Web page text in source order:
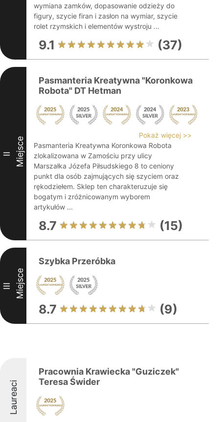
wymiana zamków, dopasowanie odzieży do
figury, szycie firan i zasłon na wymiar, szycie
rolet rzymskich i elementów wystroju ...
9.1 (37)
II Miejsce
Pasmanteria Kreatywna "Koronkowa
Robota" DT Hetman
Pokaż więcej >>
Pasmanteria Kreatywna Koronkowa Robota
zlokalizowana w Zamościu przy ulicy
Marszałka Józefa Piłsudskiego 8 to ceniony
punkt dla osób zajmujących się szyciem oraz
rękodziełem. Sklep ten charakteruzuje się
bogatym i zróżnicowanym wyborem
artykułów ...
8.7 (15)
III Miejsce
Szybka Przeróbka
8.7 (9)
Laureaci
Pracownia Krawiecka "Guziczek"
Teresa Świder